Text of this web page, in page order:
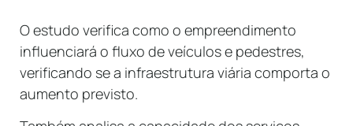
O estudo verifica como o empreendimento
influenciará o fluxo de veículos e pedestres,
verificando se a infraestrutura viária comporta o
aumento previsto.